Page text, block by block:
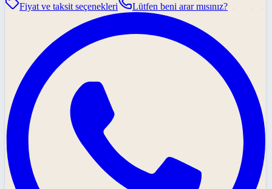
Fiyat ve taksit seçenekleri
Lütfen beni arar mısınız?